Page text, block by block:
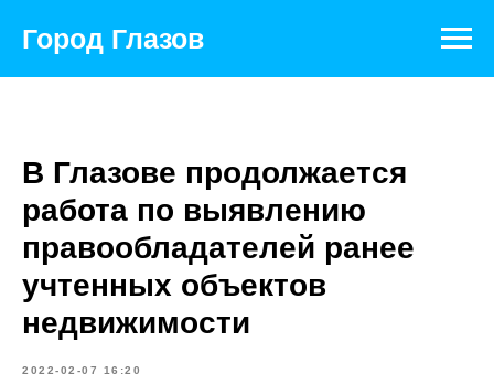
Город Глазов
В Глазове продолжается
работа по выявлению
правообладателей ранее
учтенных объектов
недвижимости
2022-02-07 16:20